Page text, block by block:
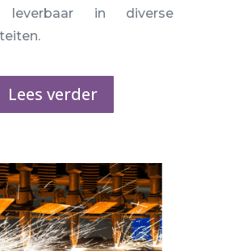
leverbaar in diverse
Lees verder